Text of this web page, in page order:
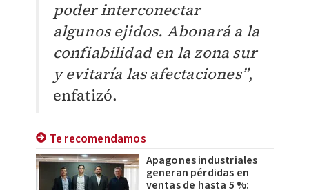
poder interconectar
algunos ejidos. Abonará a la
confiabilidad en la zona sur
y evitaría las afectaciones”,
enfatizó.
Te recomendamos
Apagones industriales
generan pérdidas en
ventas de hasta 5 %: